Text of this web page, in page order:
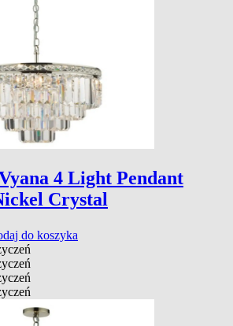
4 Light Pendant
Crystal
do koszyka